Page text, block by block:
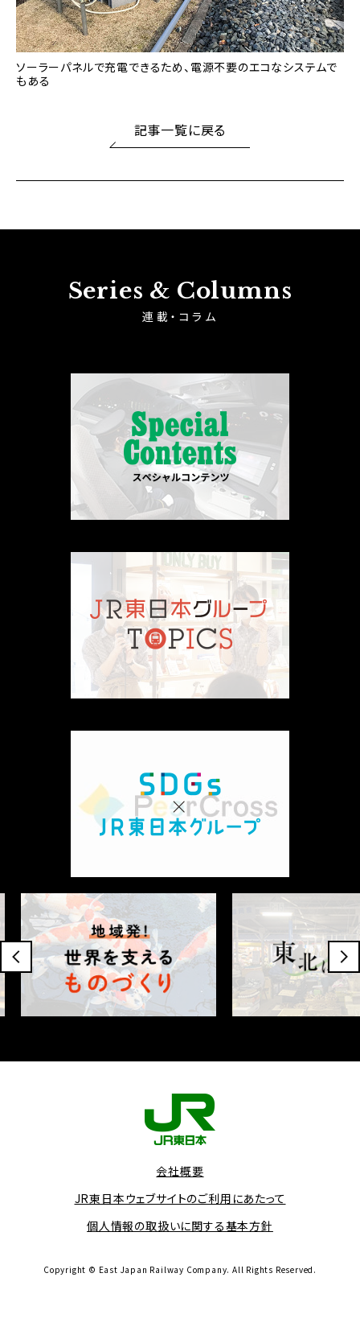
ソーラーパネルで充電できるため、電源不要のエコなシステムで
もある
記事一覧に戻る
Series & Columns
連載・コラム
会社概要
JR東日本ウェブサイトのご利用にあたって
個人情報の取扱いに関する基本方針
Copyright © East Japan Railway Company. All Rights Reserved.